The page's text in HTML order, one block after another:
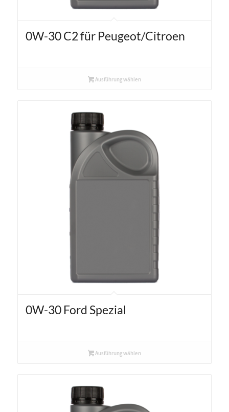
0W-30 C2 für Peugeot/Citroen
Ausführung wählen
0W-30 Ford Spezial
Ausführung wählen